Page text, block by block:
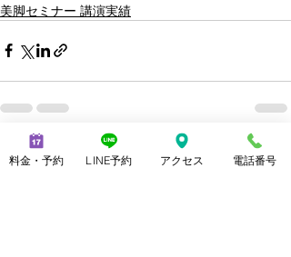
美脚セミナー 講演実績
最新記事 すべて表示
料金・予約 LINE予約 アクセス 電話番号